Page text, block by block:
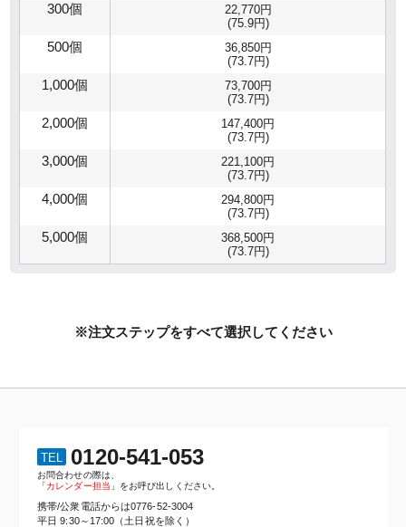
300個
22,770円
(75.9円)
500個
36,850円
(73.7円)
1,000個
73,700円
(73.7円)
2,000個
147,400円
(73.7円)
3,000個
221,100円
(73.7円)
4,000個
294,800円
(73.7円)
5,000個
368,500円
(73.7円)
※注文ステップをすべて選択してください
TEL 0120-541-053
お問合わせの際は、
「カレンダー担当 」をお呼び出しください。
携帯/公衆電話からは0776-52-3004
平日 9:30～17:00（土日祝を除く）